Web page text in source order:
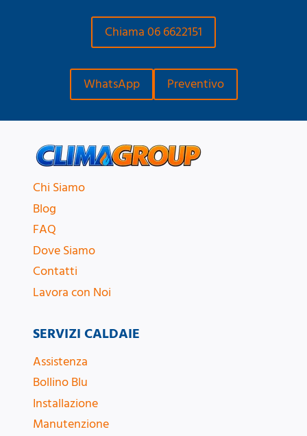
Chiama 06 6622151
WhatsApp Preventivo
Chi Siamo
Blog
FAQ
Dove Siamo
Contatti
Lavora con Noi
SERVIZI CALDAIE
Assistenza
Bollino Blu
Installazione
Manutenzione